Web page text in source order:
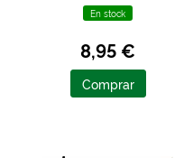
En stock
8,95 €
Comprar